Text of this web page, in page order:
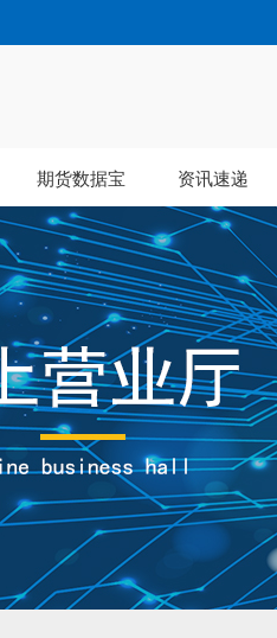
期货数据宝 资讯速递